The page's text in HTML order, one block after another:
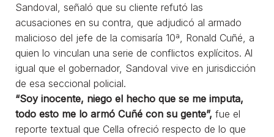
Sandoval, señaló que su cliente refutó las
acusaciones en su contra, que adjudicó al armado
malicioso del jefe de la comisaría 10ª, Ronald Cuñé, a
quien lo vinculan una serie de conflictos explícitos. Al
igual que el gobernador, Sandoval vive en jurisdicción
de esa seccional policial.
“Soy inocente, niego el hecho que se me imputa,
todo esto me lo armó Cuñé con su gente”, fue el
reporte textual que Cella ofreció respecto de lo que